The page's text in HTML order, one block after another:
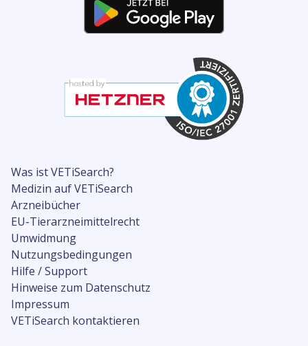
Was ist VETiSearch?
Medizin auf VETiSearch
Arzneibücher
EU-Tierarzneimittelrecht
Umwidmung
Nutzungsbedingungen
Hilfe / Support
Hinweise zum Datenschutz
Impressum
VETiSearch kontaktieren